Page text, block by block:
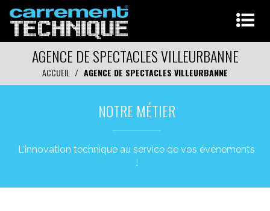
AGENCE DE SPECTACLES VILLEURBANNE
ACCUEIL AGENCE DE SPECTACLES VILLEURBANNE
NOTRE MÉTIER
L'innovation technique au service de vos événements
!